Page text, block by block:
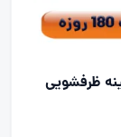
ظرفشویی